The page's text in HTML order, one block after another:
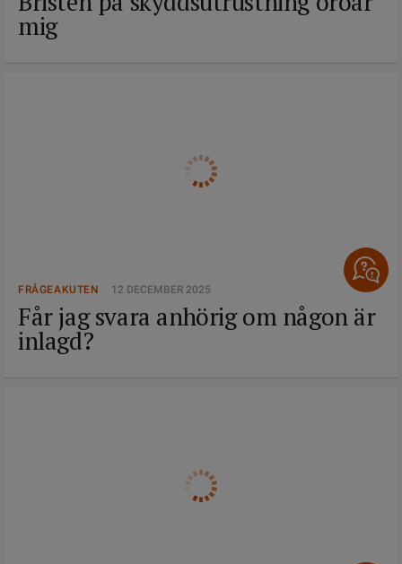
mig
FRÅGEAKUTEN 12 DECEMBER 2025
Får jag svara anhörig om någon är
inlagd?